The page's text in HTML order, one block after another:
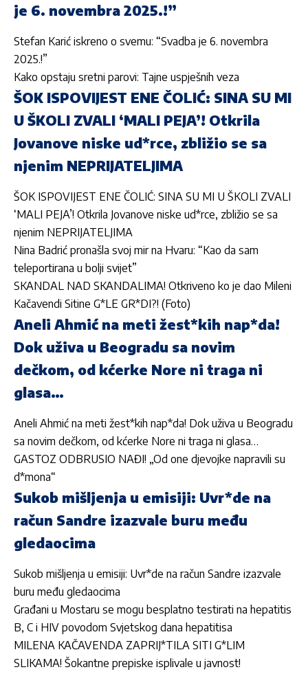
je 6. novembra 2025.!”
Stefan Karić iskreno o svemu: “Svadba je 6. novembra
2025.!”
Kako opstaju sretni parovi: Tajne uspješnih veza
ŠOK ISPOVIJEST ENE ČOLIĆ: SINA SU MI
U ŠKOLI ZVALI ‘MALI PEJA’! Otkrila
Jovanove niske ud*rce, zbližio se sa
njenim NEPRIJATELJIMA
ŠOK ISPOVIJEST ENE ČOLIĆ: SINA SU MI U ŠKOLI ZVALI
‘MALI PEJA’! Otkrila Jovanove niske ud*rce, zbližio se sa
njenim NEPRIJATELJIMA
Nina Badrić pronašla svoj mir na Hvaru: “Kao da sam
teleportirana u bolji svijet”
SKANDAL NAD SKANDALIMA! Otkriveno ko je dao Mileni
Kačavendi Sitine G*LE GR*DI?! (Foto)
Aneli Ahmić na meti žest*kih nap*da!
Dok uživa u Beogradu sa novim
dečkom, od kćerke Nore ni traga ni
glasa…
Aneli Ahmić na meti žest*kih nap*da! Dok uživa u Beogradu
sa novim dečkom, od kćerke Nore ni traga ni glasa…
GASTOZ ODBRUSIO NAĐI! „Od one djevojke napravili su
d*mona“
Sukob mišljenja u emisiji: Uvr*de na
račun Sandre izazvale buru među
gledaocima
Sukob mišljenja u emisiji: Uvr*de na račun Sandre izazvale
buru među gledaocima
Građani u Mostaru se mogu besplatno testirati na hepatitis
B, C i HIV povodom Svjetskog dana hepatitisa
MILENA KAČAVENDA ZAPRIJ*TILA SITI G*LIM
SLIKAMA! Šokantne prepiske isplivale u javnost!